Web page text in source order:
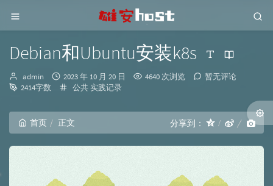
Debian和Ubuntu安装k8s
博
主：
admin
发
布
2023 年 10 月 20 日 4640 次浏览
暂无评论
2414字数
分
公共实践记录
首页 正文 分享到：